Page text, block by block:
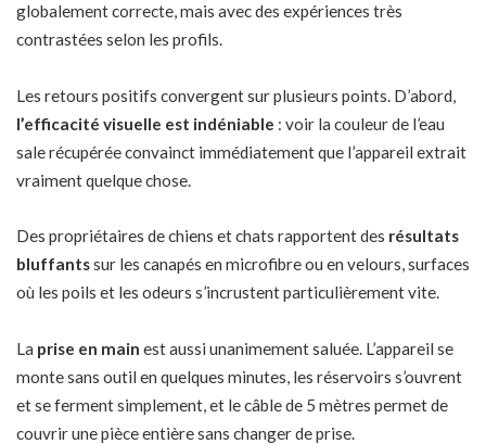
globalement correcte, mais avec des expériences très
contrastées selon les profils.
Les retours positifs convergent sur plusieurs points. D’abord,
l’efficacité visuelle est indéniable : voir la couleur de l’eau
sale récupérée convainct immédiatement que l’appareil extrait
vraiment quelque chose.
Des propriétaires de chiens et chats rapportent des résultats
bluffantssur les canapés en microfibre ou en velours, surfaces
où les poils et les odeurs s’incrustent particulièrement vite.
La prise en main est aussi unanimement saluée. L’appareil se
monte sans outil en quelques minutes, les réservoirs s’ouvrent
et se ferment simplement, et le câble de 5 mètres permet de
couvrir une pièce entière sans changer de prise.